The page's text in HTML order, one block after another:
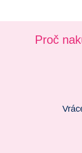
Proč